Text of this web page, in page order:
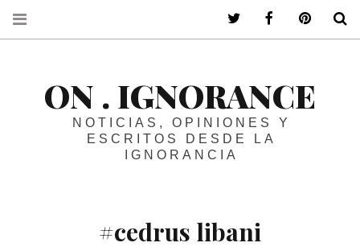
ON . IGNORANCE
NOTICIAS, OPINIONES Y
ESCRITOS DESDE LA
IGNORANCIA
#cedrus libani
ir a mi twitterir a mi facebook
ir a mi